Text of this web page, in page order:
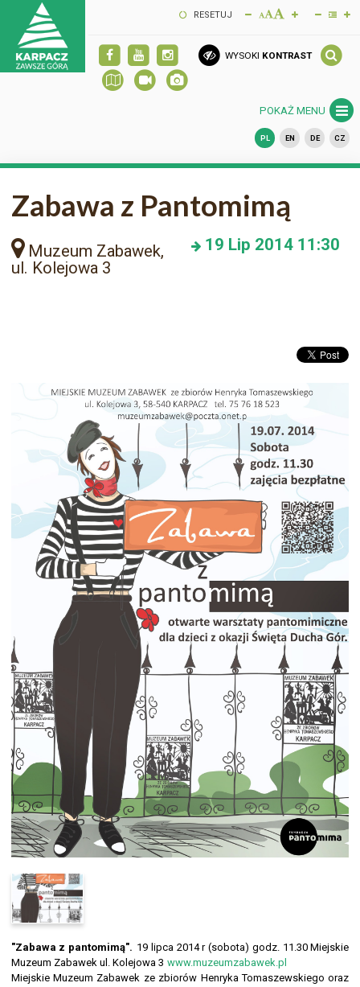
RESETUJ
WYSOKI KONTRAST
POKAŻ MENU
PL EN DE CZ
Zabawa z Pantomimą
Muzeum Zabawek,
ul. Kolejowa 3
19 Lip 201411:30
"Zabawa z pantomimą". 19 lipca 2014 r (sobota) godz. 11.30 Miejskie
Muzeum Zabawek ul. Kolejowa 3 www.muzeumzabawek.pl
Miejskie Muzeum Zabawek ze zbiorów Henryka Tomaszewskiego oraz